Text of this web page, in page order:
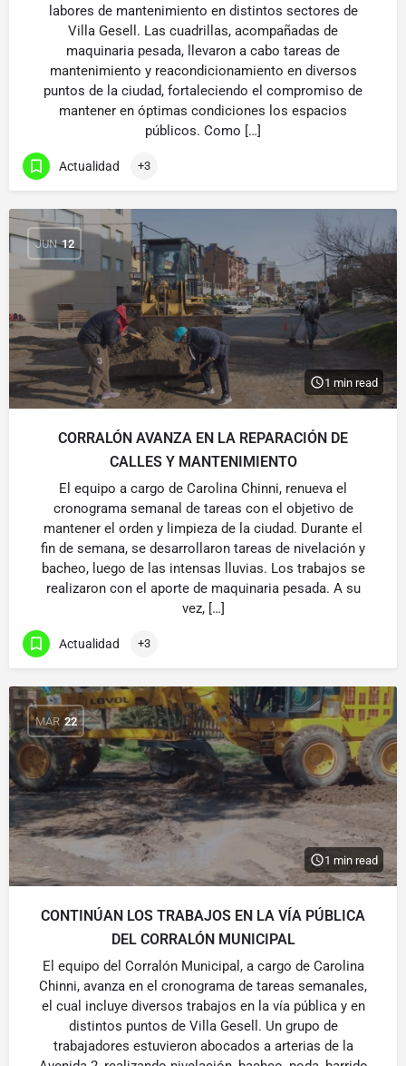
labores de mantenimiento en distintos sectores de
Villa Gesell. Las cuadrillas, acompañadas de
maquinaria pesada, llevaron a cabo tareas de
mantenimiento y reacondicionamiento en diversos
puntos de la ciudad, fortaleciendo el compromiso de
mantener en óptimas condiciones los espacios
públicos. Como […]
Actualidad +3
JUN 12
1 min read
CORRALÓN AVANZA EN LA REPARACIÓN DE
CALLES Y MANTENIMIENTO
El equipo a cargo de Carolina Chinni, renueva el
cronograma semanal de tareas con el objetivo de
mantener el orden y limpieza de la ciudad. Durante el
fin de semana, se desarrollaron tareas de nivelación y
bacheo, luego de las intensas lluvias. Los trabajos se
realizaron con el aporte de maquinaria pesada. A su
vez, […]
Actualidad +3
MAR 22
1 min read
CONTINÚAN LOS TRABAJOS EN LA VÍA PÚBLICA
DEL CORRALÓN MUNICIPAL
El equipo del Corralón Municipal, a cargo de Carolina
Chinni, avanza en el cronograma de tareas semanales,
el cual incluye diversos trabajos en la vía pública y en
distintos puntos de Villa Gesell. Un grupo de
trabajadores estuvieron abocados a arterias de la